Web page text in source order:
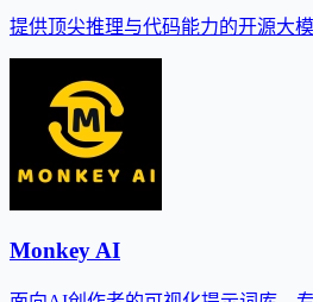
提供顶尖推理与代码能力的开源大
Monkey AI